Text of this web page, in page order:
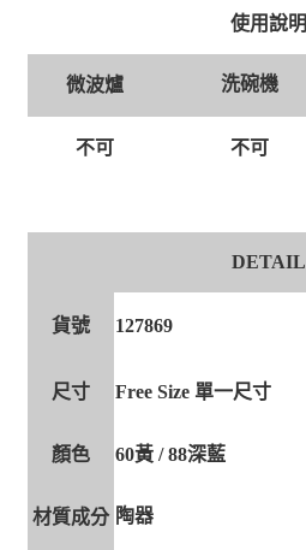
使用說明
微波爐 洗碗機
不可 不可
DETAIL
貨號 127869
尺寸 Free Size 單一尺寸
顏色 60黃 / 88深藍
材質成分 陶器